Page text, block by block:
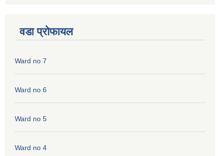
वडा प्रोफायल
Ward no 7
Ward no 6
Ward no 5
Ward no 4